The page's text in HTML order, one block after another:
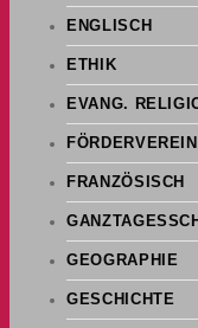
ENGLISCH
ETHIK
EVANG.
FÖRDERVEREIN
FRANZÖSISCH
GEOGRAPHIE
GESCHICHTE